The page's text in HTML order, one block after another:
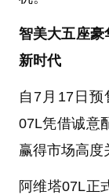
智美大五座豪
新时代
自7月17日
07L凭借诚意
赢得市场高度
阿维塔07L正